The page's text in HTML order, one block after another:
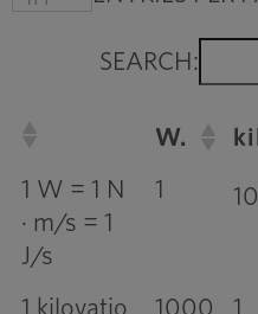
SEARCH:
W.
1 W = 1 N
· m/s = 1
J/s
1 10
1 kilovatio 1000 1